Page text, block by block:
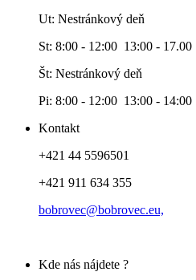
Ut: Nestránkový deň
St: 8:00 - 12:00 13:00 - 17.00
Št: Nestránkový deň
Pi: 8:00 - 12:00 13:00 - 14:00
Kontakt
+421 44 5596501
+421 911 634 355
bobrovec@bobrovec.eu,
Kde nás nájdete ?